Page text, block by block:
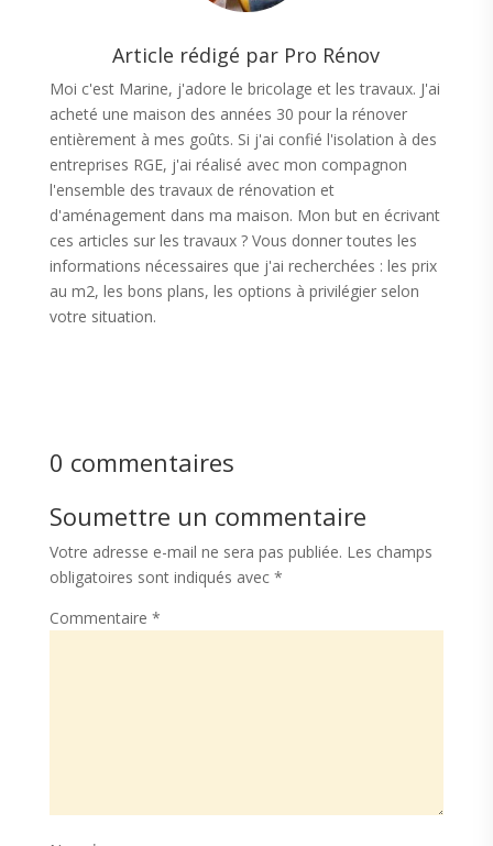
Article rédigé par Pro Rénov
Moi c'est Marine, j'adore le bricolage et les travaux. J'ai
acheté une maison des années 30 pour la rénover
entièrement à mes goûts. Si j'ai confié l'isolation à des
entreprises RGE, j'ai réalisé avec mon compagnon
l'ensemble des travaux de rénovation et
d'aménagement dans ma maison. Mon but en écrivant
ces articles sur les travaux ? Vous donner toutes les
informations nécessaires que j'ai recherchées : les prix
au m2, les bons plans, les options à privilégier selon
votre situation.
0 commentaires
Soumettre un commentaire
Votre adresse e-mail ne sera pas publiée. Les champs
obligatoires sont indiqués avec *
Commentaire *